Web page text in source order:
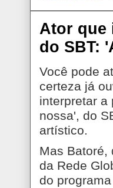
Ator que
do SBT:
Você pode
certeza já
interpretar a
nossa', do
artístico.
Mas Batoré,
da Rede
do